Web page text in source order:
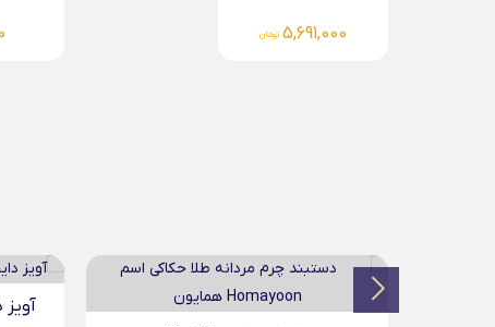
5,691,000
آویز دایره حکاکی طلا...